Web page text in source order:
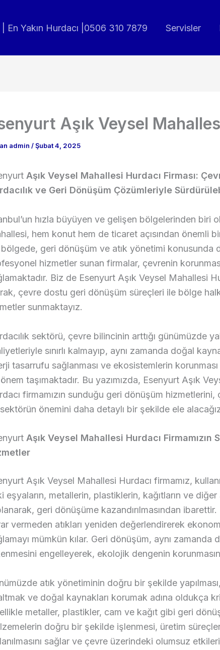
En Yakın Hurdacı |0506 310 7879 Servisler
Aşık Veysel
admin /Şubat 4, 2025
Aşık Veysel Mahallesi Hurdacı Firması:
ve Geri Dönüşüm Çözümleriyle
hızla büyüyen ve gelişen bölgelerinden biri
hem konut hem de ticaret açısından önemli
bölgede, geri dönüşüm ve atık yönetimi konusunda
hizmetler sunan firmalar, çevrenin
Biz de Esenyurt Aşık Veysel Mahallesi
çevre dostu geri dönüşüm süreçleri ile bölge
sunmaktayız.
sektörü, çevre bilincinin arttığı günümüzde
sınırlı kalmayıp, aynı zamanda doğal
tasarrufu sağlanması ve ekosistemlerin korunması
taşımaktadır. Bu yazımızda, Esenyurt Aşık
firmamızın sunduğu geri dönüşüm hizmetlerini,
önemini daha detaylı bir şekilde ele
Aşık Veysel Mahallesi Hurdacı Firmamızın
Aşık Veysel Mahallesi Hurdacı firmamız,
eşyaların, metallerin, plastiklerin, kağıtların ve diğer
geri dönüşüme kazandırılmasından
vermeden atıkları yeniden değerlendirerek
mümkün kılar. Geri dönüşüm, aynı zamanda
engelleyerek, ekolojik dengenin
atık yönetiminin doğru bir şekilde
ve doğal kaynakları korumak adına oldukça
metaller, plastikler, cam ve kağıt gibi geri
doğru bir şekilde işlenmesi, üretim
sağlar ve çevre üzerindeki olumsuz